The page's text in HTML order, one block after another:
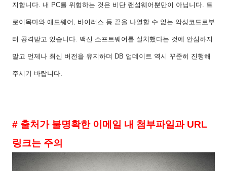
지합니다. 내 PC를 위협하는 것은 비단 랜섬웨어뿐만이 아닙니다. 트
로이목마와 애드웨어, 바이러스 등 끝을 나열할 수 없는 악성코드로부
터 공격받고 있습니다. 백신 소프트웨어를 설치했다는 것에 안심하지
말고 언제나 최신 버전을 유지하며 DB 업데이트 역시 꾸준히 진행해
주시기 바랍니다.
# 출처가 불명확한 이메일 내 첨부파일과 URL
링크는 주의